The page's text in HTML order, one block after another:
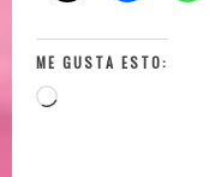
ME GUSTA ESTO:
Loading…